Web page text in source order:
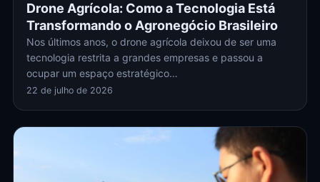
Drone Agrícola: Como a Tecnologia Está
Transformando o Agronegócio Brasileiro
Nos últimos anos, o drone agrícola deixou de ser uma
tecnologia restrita a grandes empresas e passou a
ocupar um espaço estratégico…
22 de julho de 2026